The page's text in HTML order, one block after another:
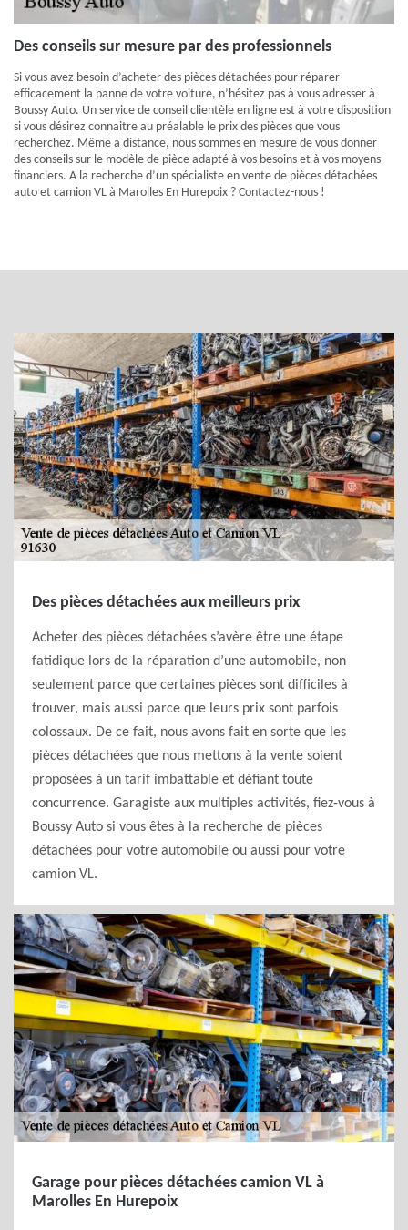
Des conseils sur mesure par des professionnels
Si vous avez besoin d’acheter des pièces détachées pour réparer
efficacement la panne de votre voiture, n’hésitez pas à vous adresser à
Boussy Auto. Un service de conseil clientèle en ligne est à votre disposition
si vous désirez connaitre au préalable le prix des pièces que vous
recherchez. Même à distance, nous sommes en mesure de vous donner
des conseils sur le modèle de pièce adapté à vos besoins et à vos moyens
financiers. A la recherche d’un spécialiste en vente de pièces détachées
auto et camion VL à Marolles En Hurepoix ? Contactez-nous !
Des pièces détachées aux meilleurs prix
Acheter des pièces détachées s’avère être une étape
fatidique lors de la réparation d’une automobile, non
seulement parce que certaines pièces sont difficiles à
trouver, mais aussi parce que leurs prix sont parfois
colossaux. De ce fait, nous avons fait en sorte que les
pièces détachées que nous mettons à la vente soient
proposées à un tarif imbattable et défiant toute
concurrence. Garagiste aux multiples activités, fiez-vous à
Boussy Auto si vous êtes à la recherche de pièces
détachées pour votre automobile ou aussi pour votre
camion VL.
Garage pour pièces détachées camion VL à
Marolles En Hurepoix